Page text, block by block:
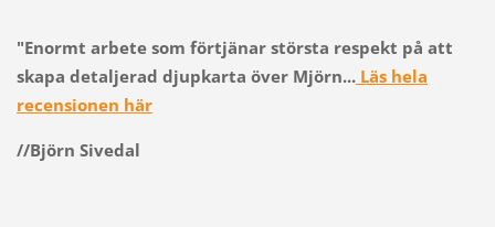
"Enormt arbete som förtjänar största respekt på att
skapa detaljerad djupkarta över Mjörn...Läs hela
recensionen här
//Björn Sivedal